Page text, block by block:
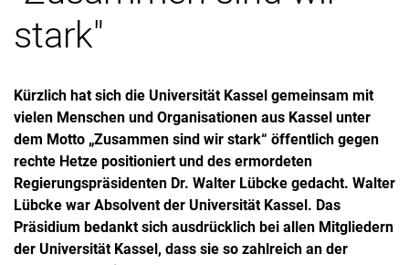
stark"
Kürzlich hat sich die Universität Kassel gemeinsam mit
vielen Menschen und Organisationen aus Kassel unter
dem Motto „Zusammen sind wir stark“ öffentlich gegen
rechte Hetze positioniert und des ermordeten
Regierungspräsidenten Dr. Walter Lübcke gedacht. Walter
Lübcke war Absolvent der Universität Kassel. Das
Präsidium bedankt sich ausdrücklich bei allen Mitgliedern
der Universität Kassel, dass sie so zahlreich an der